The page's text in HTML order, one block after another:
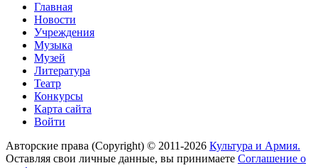
Главная
Новости
Учреждения
Музыка
Музей
Литература
Театр
Конкурсы
Карта сайта
Войти
Авторские права (Copyright) © 2011-2026 Культура и Армия.
Оставляя свои личные данные, вы принимаете Соглашение о